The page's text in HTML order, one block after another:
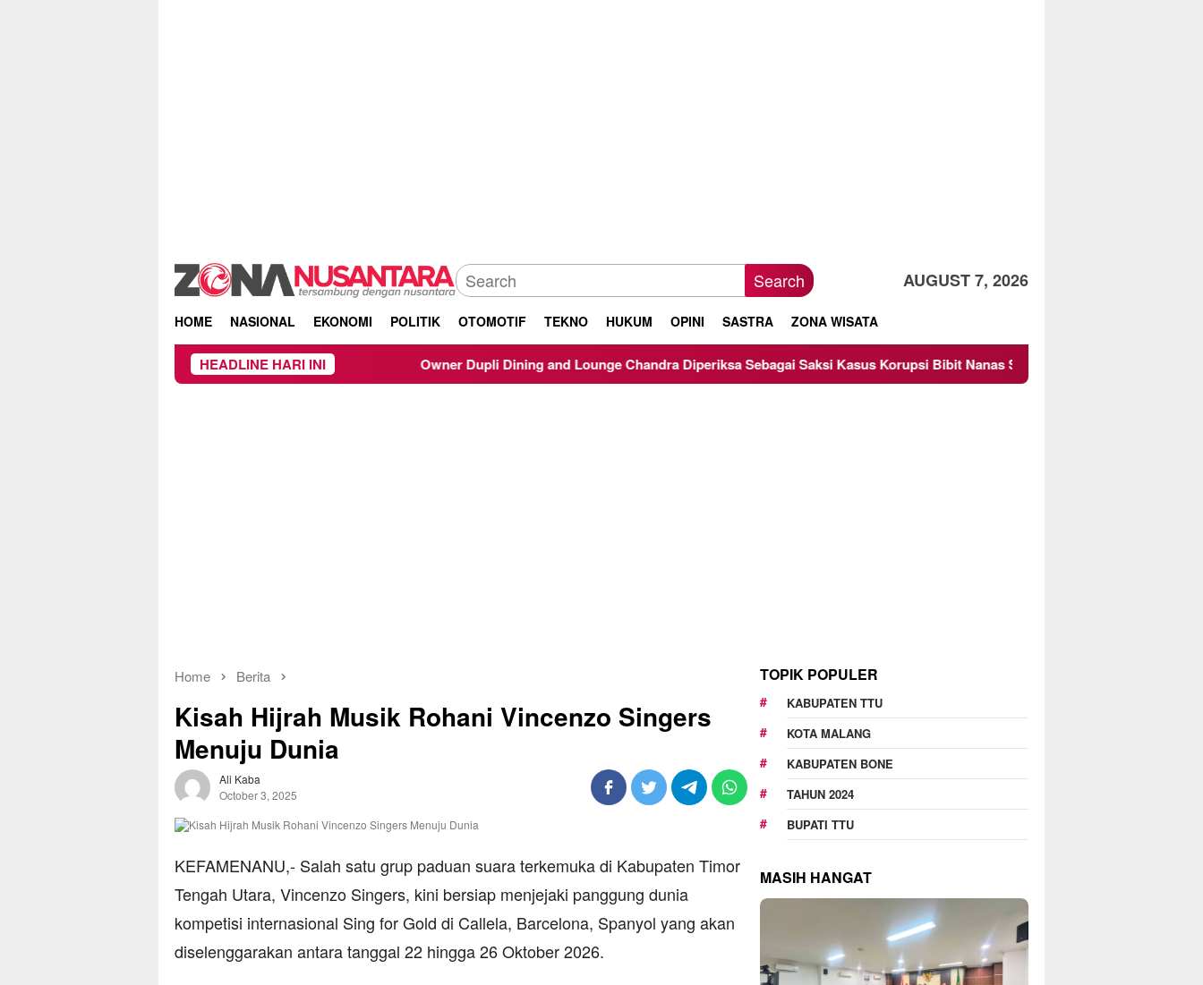
Search AUGUST 7, 2026
HOME NASIONAL EKONOMI POLITIK OTOMOTIF TEKNO HUKUM OPINI SASTRA ZONA WISATA
HEADLINE HARI INI Owner Dupli Dining and Lounge Chandra Diperiksa Sebagai Saksi Kasus Korupsi Bibit Nanas Sulsel Rp 52,4 Miliar
Home Berita
Kisah Hijrah Musik Rohani Vincenzo Singers
Menuju Dunia
Ali Kaba
October 3, 2025
KEFAMENANU,- Salah satu grup paduan suara terkemuka di Kabupaten Timor
Tengah Utara, Vincenzo Singers, kini bersiap menjejaki panggung dunia
kompetisi internasional Sing for Gold di Callela, Barcelona, Spanyol yang akan
diselenggarakan antara tanggal 22 hingga 26 Oktober 2026.
TOPIK POPULER
KABUPATEN TTU
KOTA MALANG
KABUPATEN BONE
TAHUN 2024
BUPATI TTU
MASIH HANGAT